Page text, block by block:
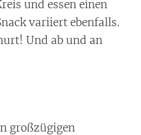
und essen einen
variiert ebenfalls.
Und ab und an
großzügigen